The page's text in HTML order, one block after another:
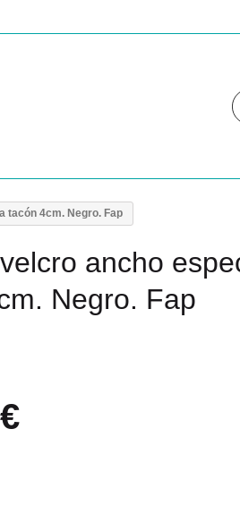
tacón 4cm. Negro. Fap
ancho
Negro. Fap